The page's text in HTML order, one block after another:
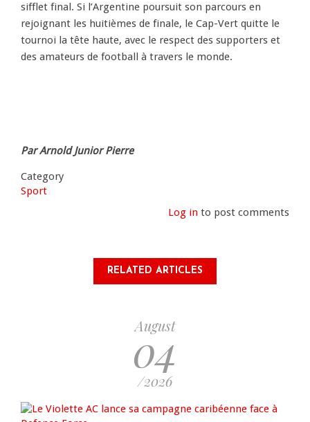
sifflet final. Si l’Argentine poursuit son parcours en
rejoignant les huitièmes de finale, le Cap-Vert quitte le
tournoi la tête haute, avec le respect des supporters et
des amateurs de football à travers le monde.
Par Arnold Junior Pierre
Category
Sport
Log in to post comments
RELATED ARTICLES
August
04
/2026